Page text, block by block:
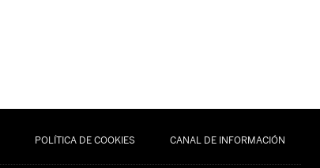
POLÍTICA DE COOKIES CANAL DE INFORMACIÓN